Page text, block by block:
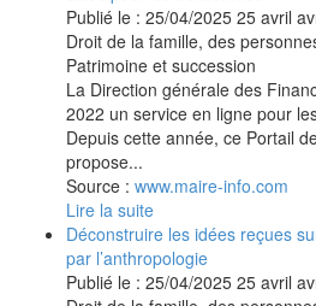
Publié le : 25/04/2025 25 avril
Droit de la famille, des
Patrimoine et succession
La Direction générale des
2022 un service en ligne pour
Depuis cette année, ce Portail
propose...
Source : www.maire-info.com
Lire la suite
Déconstruire les idées reçues
par l’anthropologie
Publié le : 25/04/2025 25 avril